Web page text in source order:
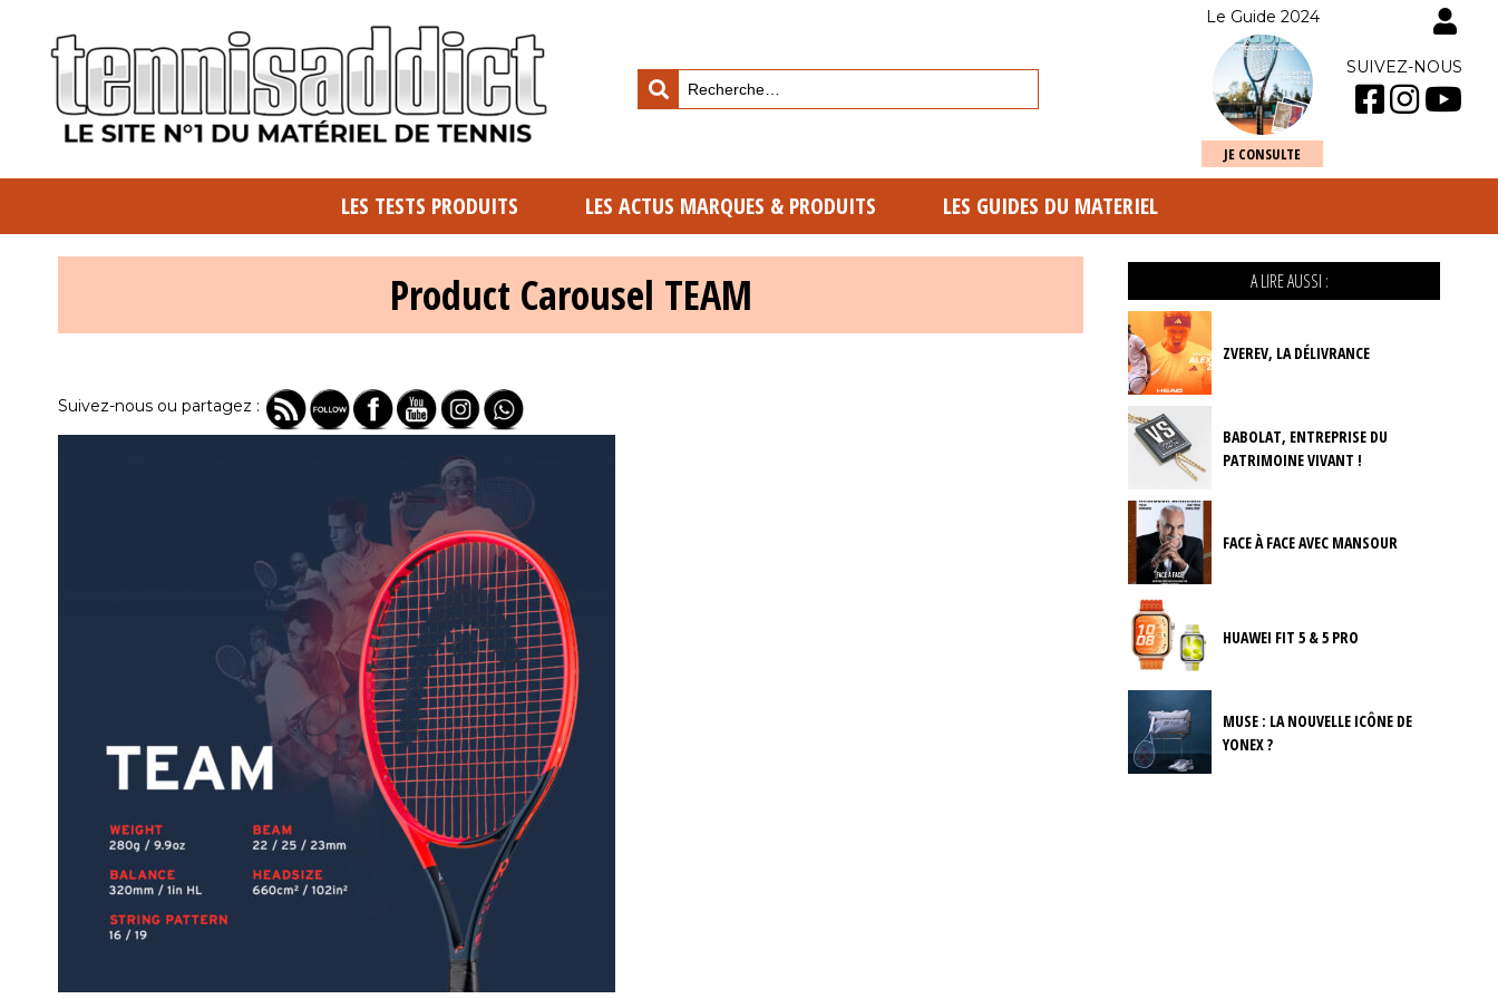
Le Guide 2024
JE CONSULTE
SUIVEZ-NOUS
LES TESTS PRODUITS LES ACTUS MARQUES & PRODUITS LES GUIDES DU MATERIEL
Product Carousel TEAM
Suivez-nous ou partagez :
A LIRE AUSSI :
ZVEREV, LA DÉLIVRANCE
BABOLAT, ENTREPRISE DU
PATRIMOINE VIVANT !
FACE À FACE AVEC MANSOUR
HUAWEI FIT 5 & 5 PRO
MUSE : LA NOUVELLE ICÔNE DE
YONEX ?